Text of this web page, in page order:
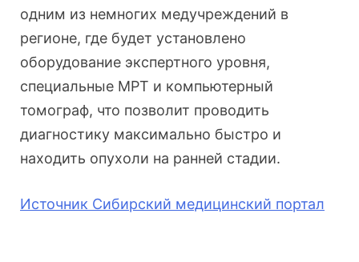
одним из немногих медучреждений в
регионе, где будет установлено
оборудование экспертного уровня,
специальные МРТ и компьютерный
томограф, что позволит проводить
диагностику максимально быстро и
находить опухоли на ранней стадии.
Источник Сибирский медицинский портал